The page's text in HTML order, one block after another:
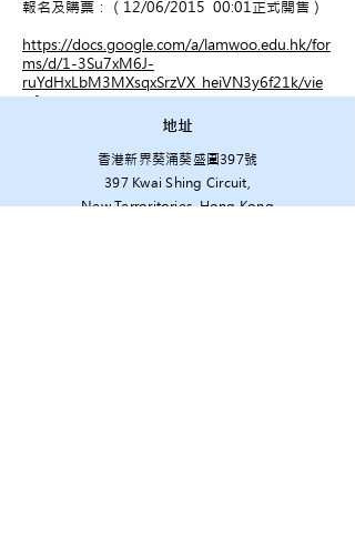
報名及購票：（12/06/2015 00:01正式開售）
https://docs.google.com/a/lamwoo.edu.hk/for
ms/d/1-3Su7xM6J-
ruYdHxLbM3MXsqxSrzVX_heiVN3y6f21k/vie
wform
地址
香港新界葵涌葵盛圍397號
397 Kwai Shing Circuit,
New Terroritories, Hong Kong